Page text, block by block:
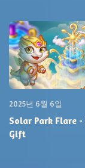
2025년 6월 6일
Solar Park Flare -
Gift